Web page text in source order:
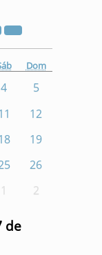
Dom
4
5
12
19
26
1 2
de